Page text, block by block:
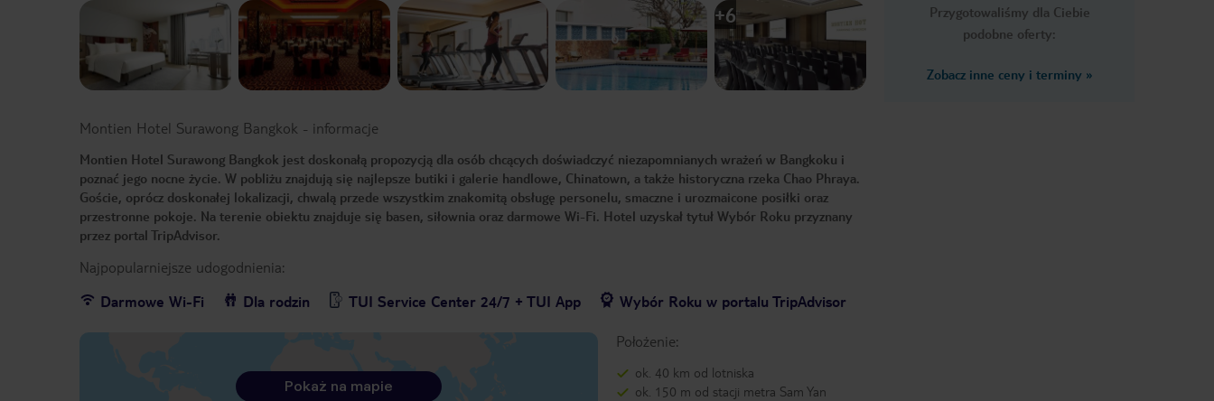
Przygotowaliśmy dla Ciebie
podobne oferty:
Zobacz inne ceny i terminy »
Previous slide Next slide
+6
Montien Hotel Surawong Bangkok - informacje
Montien Hotel Surawong Bangkok jest doskonałą propozycją dla osób chcących doświadczyć niezapomnianych wrażeń w Bangkoku i
poznać jego nocne życie. W pobliżu znajdują się najlepsze butiki i galerie handlowe, Chinatown, a także historyczna rzeka Chao Phraya.
Goście, oprócz doskonałej lokalizacji, chwalą przede wszystkim znakomitą obsługę personelu, smaczne i urozmaicone posiłki oraz
przestronne pokoje. Na terenie obiektu znajduje się basen, siłownia oraz darmowe Wi-Fi. Hotel uzyskał tytuł Wybór Roku przyznany
przez portal TripAdvisor.
Najpopularniejsze udogodnienia:
Darmowe Wi-Fi
Dla rodzin TUI Service Center 24/7 + TUI App Wybór Roku w portalu TripAdvisor
Położenie:
ok. 40 km od lotniska
ok. 150 m od stacji metra Sam Yan
Pokaż na mapie